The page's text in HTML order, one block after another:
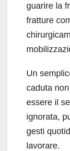
guarire la
fratture
Un
caduta
essere il
ignorata,
gesti
lavorare.